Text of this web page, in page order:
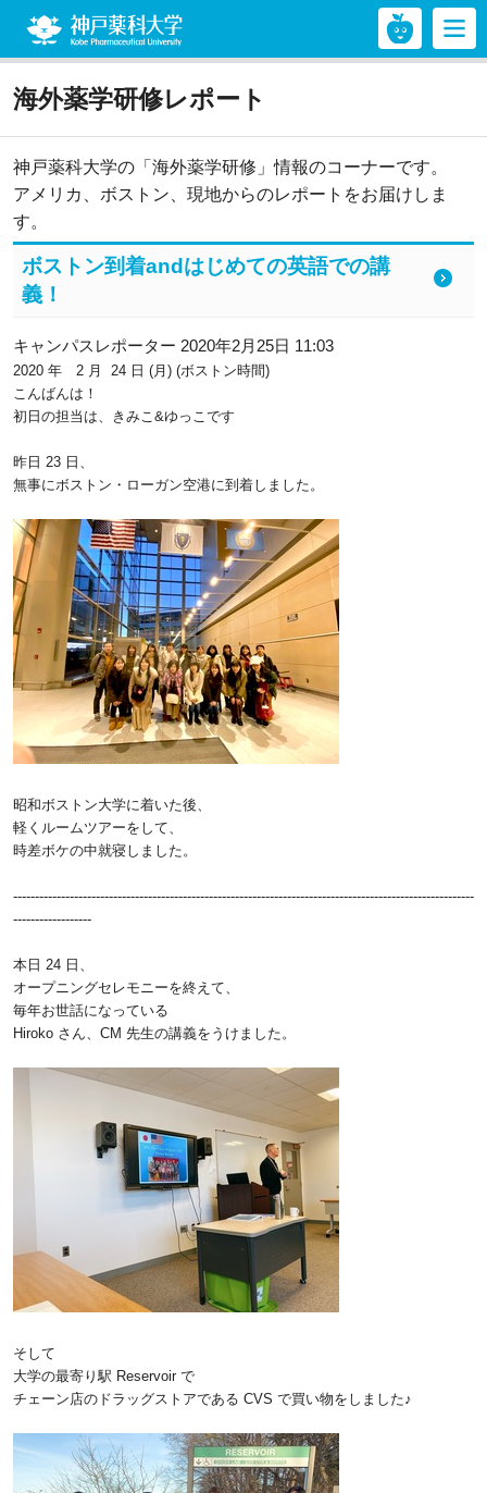
海外薬学研修レポート
神戸薬科大学の「海外薬学研修」情報のコーナーです。
アメリカ、ボストン、現地からのレポートをお届けしま
す。
ボストン到着andはじめての英語での講
義！
キャンパスレポーター 2020年2月25日 11:03
2020 年 2 月 24 日 (月) (ボストン時間)
こんばんは ！
初日の担当は、きみこ&ゆっこです
昨日 23 日、
無事にボストン・ローガン空港に到着し ました。
昭和ボストン大学に着いた後、
軽くルームツアーをして、
時差ボケの中就寝しました。
----------------------------------------------------------------------------------------------------------
------------------
本日 24 日、
オープニングセレモニーを終えて、
毎年お世話になっている
Hiroko さん、CM 先生の講義をうけました。
そして
大学の最寄り駅 Reservoir で
チェーン店のドラッグストアである CVS で買い物をしました♪
神戸薬科大学